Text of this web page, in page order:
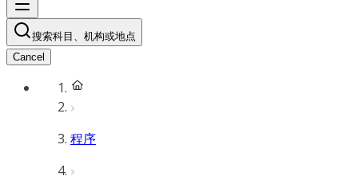
搜索科目、机构或地点
Cancel
程序